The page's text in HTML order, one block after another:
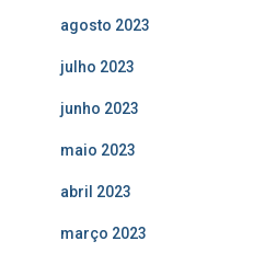
agosto 2023
julho 2023
junho 2023
maio 2023
abril 2023
março 2023